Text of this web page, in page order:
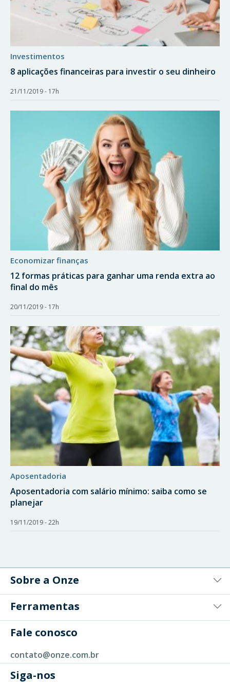
investimentos
8 aplicações financeiras para investir o seu dinheiro
21/11/2019 - 17h
economizar finanças
12 formas práticas para ganhar uma renda extra ao
final do mês
20/11/2019 - 17h
aposentadoria
Aposentadoria com salário mínimo: saiba como se
planejar
19/11/2019 - 22h
Sobre a Onze
Ferramentas
Fale conosco
contato@onze.com.br
Siga-nos